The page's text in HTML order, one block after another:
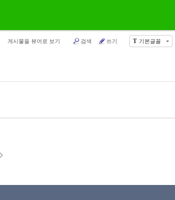
T 기본글꼴
게시물을 뷰어로 보기 검색 쓰기